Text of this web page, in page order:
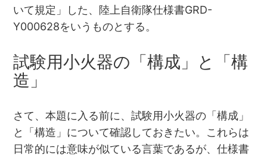
いて規定」した、陸上自衛隊仕様書GRD-
Y000628をいうものとする。
試験用小火器の「構成」と「構
造」
さて、本題に入る前に、試験用小火器の「構成」
と「構造」について確認しておきたい。これらは
日常的には意味が似ている言葉であるが、仕様書